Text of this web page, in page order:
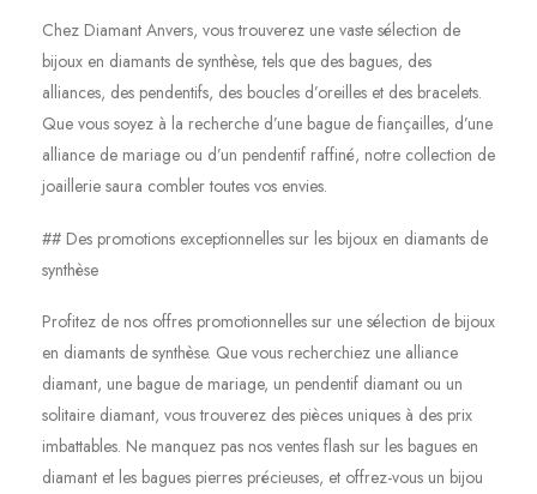
Chez Diamant Anvers, vous trouverez une vaste sélection de
bijoux en diamants de synthèse, tels que des bagues, des
alliances, des pendentifs, des boucles d’oreilles et des bracelets.
Que vous soyez à la recherche d’une bague de fiançailles, d’une
alliance de mariage ou d’un pendentif raffiné, notre collection de
joaillerie saura combler toutes vos envies.
## Des promotions exceptionnelles sur les bijoux en diamants de
synthèse
Profitez de nos offres promotionnelles sur une sélection de bijoux
en diamants de synthèse. Que vous recherchiez une alliance
diamant, une bague de mariage, un pendentif diamant ou un
solitaire diamant, vous trouverez des pièces uniques à des prix
imbattables. Ne manquez pas nos ventes flash sur les bagues en
diamant et les bagues pierres précieuses, et offrez-vous un bijou